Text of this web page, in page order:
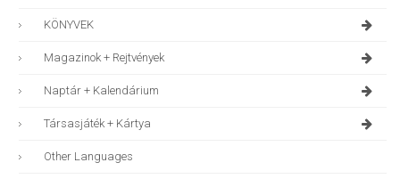
KÖNYVEK
Magazinok + Rejtvények
Naptár + Kalendárium
Társasjáték + Kártya
Other Languages